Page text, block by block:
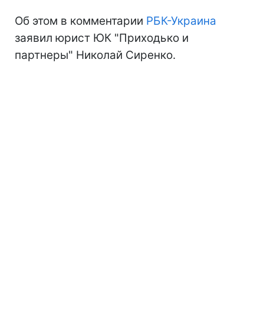
Об этом в комментарии РБК-Украина
заявил юрист ЮК "Приходько и
партнеры" Николай Сиренко.